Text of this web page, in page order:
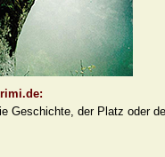
Geschichte, der Platz oder